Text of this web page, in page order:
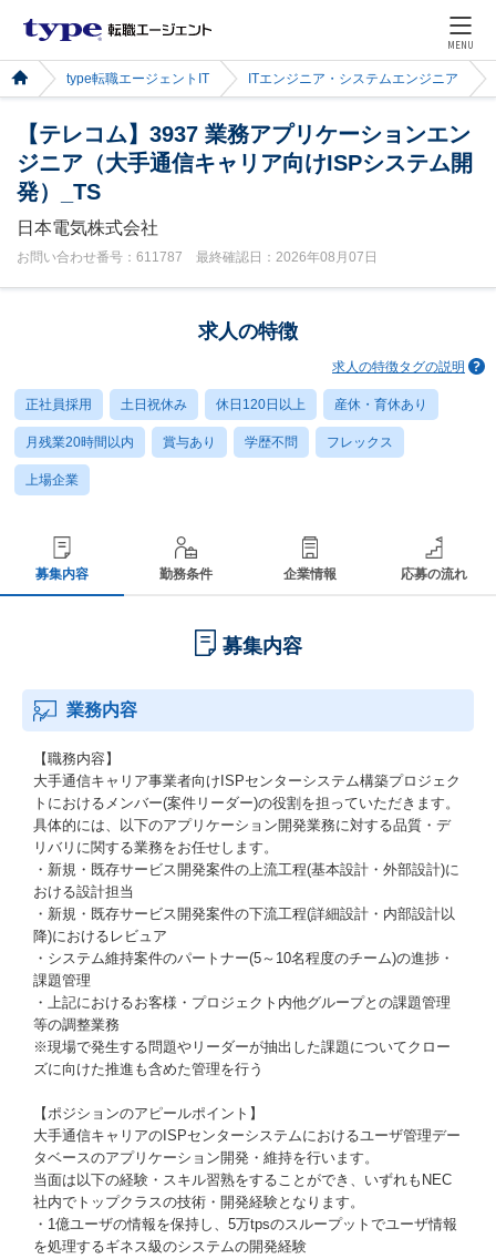
MENU
type転職エージェントIT ITエンジニア・システムエンジニア
【テレコム】3937 業務アプリケーションエン
ジニア（大手通信キャリア向けISPシステム開
発）_TS
日本電気株式会社
お問い合わせ番号：611787 最終確認日：2026年08月07日
求人の特徴
求人の特徴タグの説明
正社員採用 土日祝休み 休日120日以上 産休・育休あり
月残業20時間以内 賞与あり 学歴不問 フレックス
上場企業
募集内容 勤務条件 企業情報 応募の流れ
募集内容
業務内容
【職務内容】
大手通信キャリア事業者向けISPセンターシステム構築プロジェク
トにおけるメンバー(案件リーダー)の役割を担っていただきます。
具体的には、以下のアプリケーション開発業務に対する品質・デ
リバリに関する業務をお任せします。
・新規・既存サービス開発案件の上流工程(基本設計・外部設計)に
おける設計担当
・新規・既存サービス開発案件の下流工程(詳細設計・内部設計以
降)におけるレビュア
・システム維持案件のパートナー(5～10名程度のチーム)の進捗・
課題管理
・上記におけるお客様・プロジェクト内他グループとの課題管理
等の調整業務
※現場で発生する問題やリーダーが抽出した課題についてクロー
ズに向けた推進も含めた管理を行う
【ポジションのアピールポイント】
大手通信キャリアのISPセンターシステムにおけるユーザ管理デー
タベースのアプリケーション開発・維持を行います。
当面は以下の経験・スキル習熟をすることができ、いずれもNEC
社内でトップクラスの技術・開発経験となります。
・1億ユーザの情報を保持し、5万tpsのスループットでユーザ情報
を処理するギネス級のシステムの開発経験